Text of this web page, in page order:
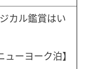
カル鑑賞はい
ューヨーク泊】